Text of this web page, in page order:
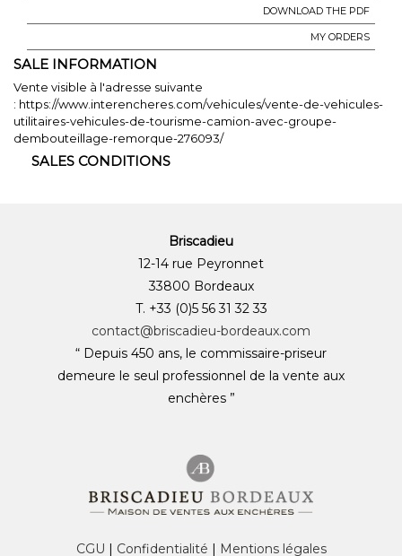
DOWNLOAD THE PDF
MY ORDERS
SALE INFORMATION
Vente visible à l'adresse suivante
: https://www.interencheres.com/vehicules/vente-de-vehicules-
utilitaires-vehicules-de-tourisme-camion-avec-groupe-
dembouteillage-remorque-276093/
SALES CONDITIONS
Briscadieu
12-14 rue Peyronnet
33800 Bordeaux
T. +33 (0)5 56 31 32 33
contact@briscadieu-bordeaux.com
“ Depuis 450 ans, le commissaire-priseur
demeure le seul professionnel de la vente aux
enchères ”
CGU | Confidentialité | Mentions légales